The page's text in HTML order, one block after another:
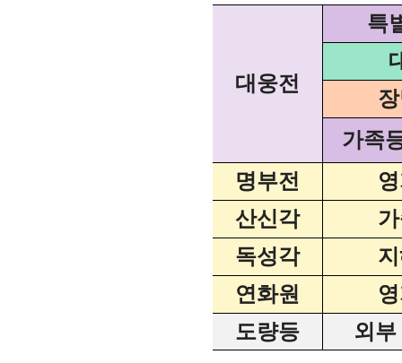
대웅전
특
가족
명부전
산신각
독성각
연화원
도량등
외